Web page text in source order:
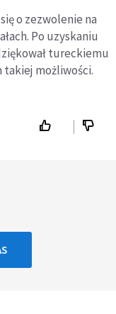
o zezwolenie na
Po uzyskaniu
tureckiemu
możliwości.